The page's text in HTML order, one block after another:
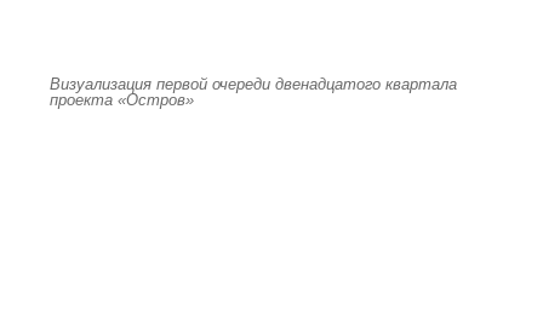
Визуализация первой очереди двенадцатого квартала
проекта «Остров»